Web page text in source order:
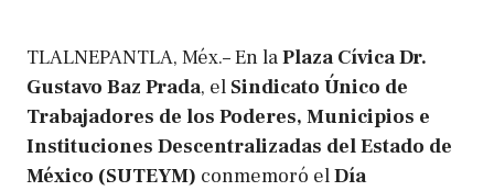
TLALNEPANTLA, Méx.– En laPlaza Cívica Dr.
Gustavo Baz Prada, el Sindicato Único de
Trabajadores de los Poderes, Municipios e
Instituciones Descentralizadas del Estado de
México (SUTEYM) conmemoró elDía